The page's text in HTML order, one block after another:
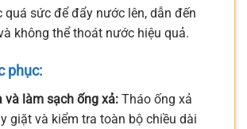
quá sức để đẩy nước lên, dẫn đến
không thể thoát nước hiệu quả.
phục:
và làm sạch ống xả:Tháo ống xả
giặt và kiểm tra toàn bộ chiều dài